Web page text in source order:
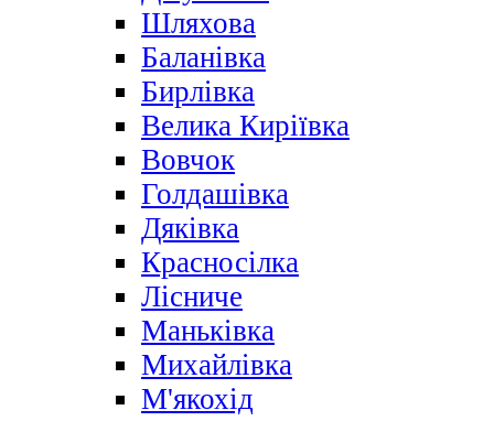
Шляхова
Баланівка
Бирлівка
Велика Киріївка
Вовчок
Голдашівка
Дяківка
Красносілка
Лісниче
Маньківка
Михайлівка
М'якохід